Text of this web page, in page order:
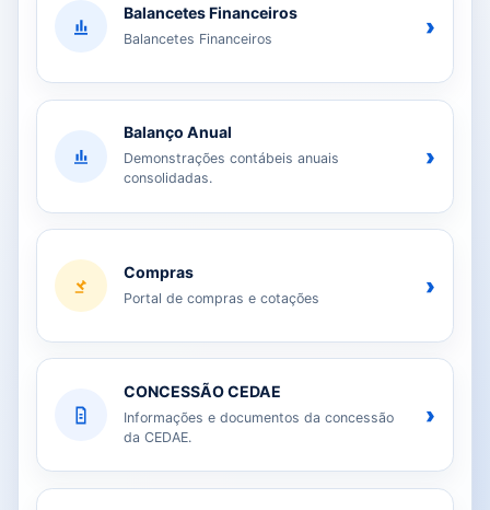
Balancetes Financeiros
Balancetes Financeiros ›
Balanço Anual
Demonstrações contábeis anuais
consolidadas.
›
Compras
Portal de compras e cotações ›
CONCESSÃO CEDAE
Informações e documentos da concessão
da CEDAE.
›